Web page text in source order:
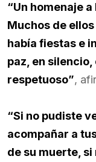
“Un homenaje
Muchos de
había fiestas e
paz, en
respetuoso”,
“Si no pudiste
acompañar a
de su muerte,